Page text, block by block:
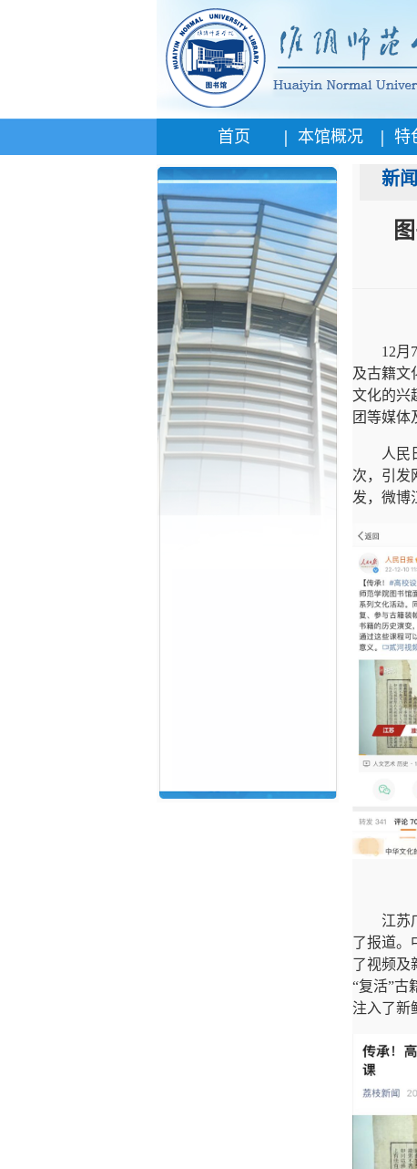
首页 | 本馆概况 | 特
新
12月
及古籍文
文化的兴
团等媒体
人民
次，引发
发，微博
江苏
了报道。
了视频及
“复活”古
注入了新